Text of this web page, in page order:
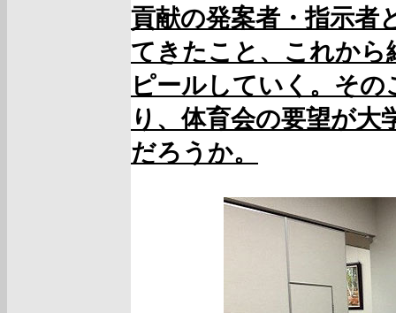
貢献の発案者・指示者
てきたこと、これか
ピールしていく。そ
り、体育会の要望が
だろうか。